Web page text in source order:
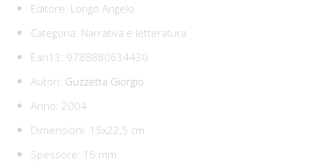
Editore: Longo Angelo
Categoria: Narrativa e letteratura
Ean13: 9788880634430
Autori: Guzzetta Giorgio
Anno: 2004
Dimensioni: 15x22,5 cm
Spessore: 16 mm